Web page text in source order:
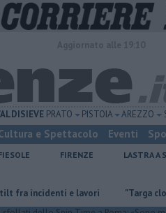
PRATO PISTOIA AREZZO
e Spettacolo Eventi
FIRENZE LASTRA A
e lavori "Targa clonata",